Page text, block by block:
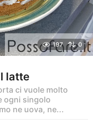
197 0
latte
ci vuole molto
ogni singolo
ne uova, ne...